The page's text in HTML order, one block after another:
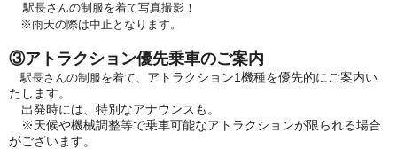
駅長さんの制服を着て写真撮影！
※雨天の際は中止となります。
③アトラクション優先乗車のご案内
駅長さんの制服を着て、 アトラクション1機種を優先的にご案内い
たします。
出発時には、特別なアナウンスも。
※天候や機械調整等で乗車可能なアトラクションが限られる場合
がございます。